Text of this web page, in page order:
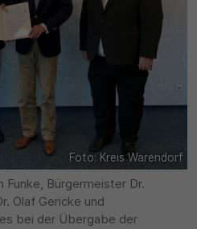
Foto: Kreis Warendorf
Funke, Bürgermeister Dr.
Olaf Gericke und
bei der Übergabe der
verwendet, um Details
ID zu speichern.